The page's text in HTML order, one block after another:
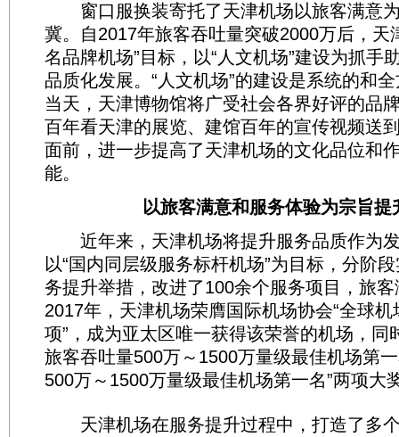
窗口服换装寄托了天津机场以旅客满意
冀。自2017年旅客吞吐量突破2000万后，天
名品牌机场”目标，以“人文机场”建设为抓手
品质化发展。“人文机场”的建设是系统的和
当天，天津博物馆将广受社会各界好评的
百年看天津的展览、建馆百年的宣传视频送
面前，进一步提高了天津机场的文化品位和
能。
以旅客满意和服务体验为宗旨提
近年来，天津机场将提升服务品质作为
以“国内同层级服务标杆机场”为目标，分阶
务提升举措，改进了100余个服务项目，旅
2017年，天津机场荣膺国际机场协会“全球
项”，成为亚太区唯一获得该荣誉的机场，同
旅客吞吐量500万～1500万量级最佳机场第
500万～1500万量级最佳机场第一名”两项大
天津机场在服务提升过程中，打造了多